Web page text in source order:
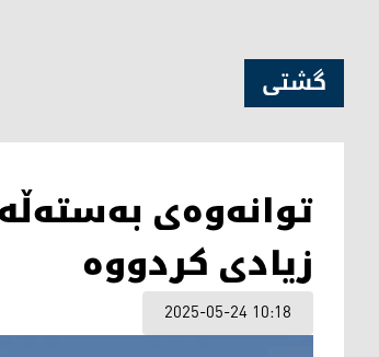
گشتی
توانه‌وه‌ی
زیادی کردووە
2025-05-24 10:18